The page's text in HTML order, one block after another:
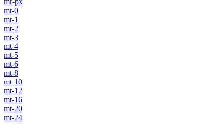
mt-0
mt-1
mt-2
mt-3
mt-4
mt-5
mt-6
mt-8
mt-10
mt-12
mt-16
mt-20
mt-24